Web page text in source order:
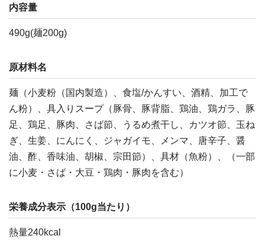
内容量
490g(麺200g)
原材料名
麺（小麦粉（国内製造）、食塩/かんすい、酒精、加工で
ん粉）、具入りスープ（豚骨、豚背脂、鶏油、鶏ガラ、豚
足、鶏足、豚肉、さば節、うるめ煮干し、カツオ節、玉ね
ぎ、生姜、にんにく、ジャガイモ、メンマ、唐辛子、醤
油、酢、香味油、胡椒、宗田節）、具材（魚粉）、（一部
に小麦・さば・大豆・鶏肉・豚肉を含む）
栄養成分表示（100g当たり）
熱量240kcal